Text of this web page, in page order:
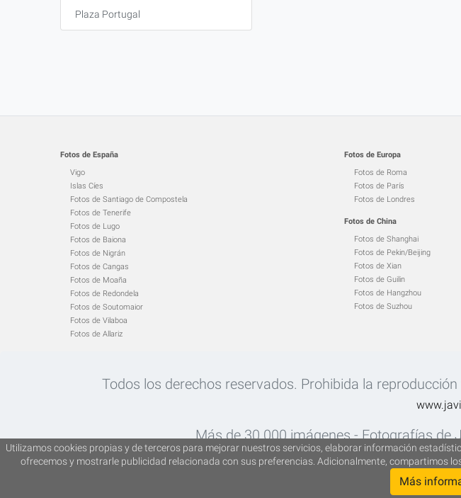
Plaza Portugal
Fotos de España
Vigo
Islas Cíes
Fotos de Santiago de Compostela
Fotos de Tenerife
Fotos de Lugo
Fotos de Baiona
Fotos de Nigrán
Fotos de Cangas
Fotos de Moaña
Fotos de Redondela
Fotos de Soutomaior
Fotos de Vilaboa
Fotos de Allariz
Fotos de Europa
Fotos de Roma
Fotos de París
Fotos de Londres
Fotos de China
Fotos de Shanghai
Fotos de Pekin/Beijing
Fotos de Xian
Fotos de Guilin
Fotos de Hangzhou
Fotos de Suzhou
Todos los derechos reservados. Prohibida la
Más de 30.000 imágenes - Fotografías de
Utilizamos cookies propias y de terceros para mejorar nuestros servicios, elaborar información
ofrecemos y mostrarle publicidad relacionada con sus preferencias. Adicionalmente, compartimos
Más